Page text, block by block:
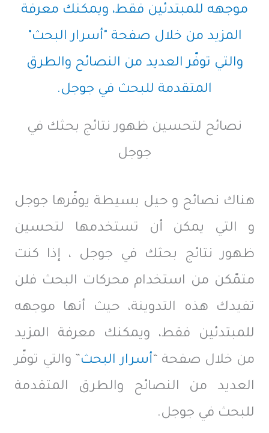
نصائح لتحسين ظهور نتائج بحثك في
جوجل
هناك نصائح و حيل بسيطة يوفّرها جوجل
و التي يمكن أن تستخدمها لتحسين
ظهور نتائج بحثك في جوجل ، إذا كنت
متمّكن من استخدام محركات البحث فلن
تفيدك هذه التدوينة، حيث أنها موجهه
للمبتدئين فقط، ويمكنك معرفة المزيد
من خلال صفحة “أسرار البحث” والتي توفّر
العديد من النصائح والطرق المتقدمة
للبحث في جوجل.